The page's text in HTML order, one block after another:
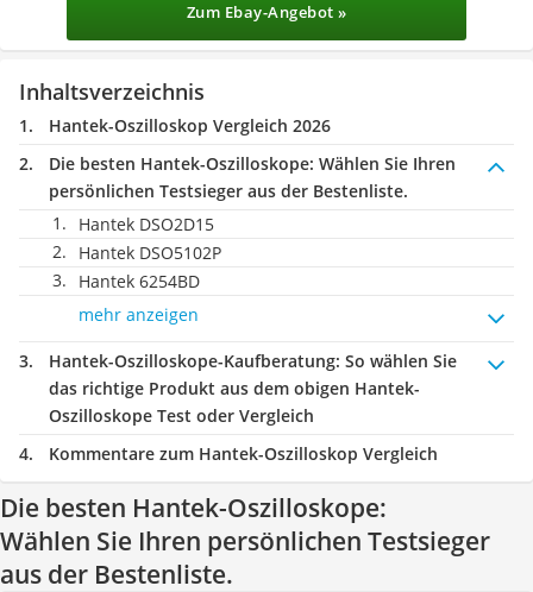
Zum Ebay-Angebot »
Inhaltsverzeichnis
Hantek-Oszilloskop Vergleich 2026
Die besten Hantek-Oszilloskope: Wählen Sie Ihren
persönlichen Testsieger aus der Bestenliste.
Hantek DSO2D15
Hantek DSO5102P
Hantek 6254BD
mehr anzeigen
Hantek-Oszilloskope-Kaufberatung: So wählen Sie
das richtige Produkt aus dem obigen Hantek-
Oszilloskope Test oder Vergleich
Kommentare zum Hantek-Oszilloskop Vergleich
Die besten Hantek-Oszilloskope:
Wählen Sie Ihren persönlichen Testsieger
aus der Bestenliste.